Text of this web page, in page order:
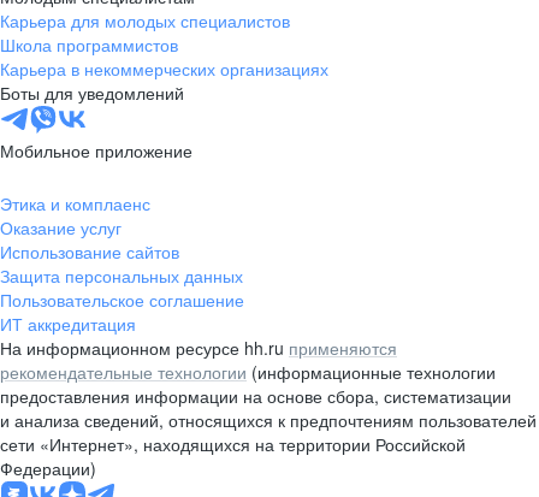
Карьера для молодых специалистов
Школа программистов
Карьера в некоммерческих организациях
Боты для уведомлений
Мобильное приложение
Этика и комплаенс
Оказание услуг
Использование сайтов
Защита персональных данных
Пользовательское соглашение
ИТ аккредитация
На информационном ресурсе hh.ru применяются
рекомендательные технологии (информационные технологии
предоставления информации на основе сбора, систематизации
и анализа сведений, относящихся к предпочтениям пользователей
сети «Интернет», находящихся на территории Российской
Федерации)